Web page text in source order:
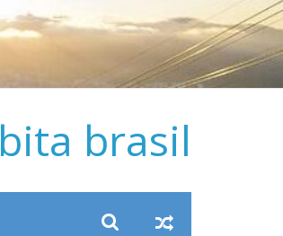
bita brasil